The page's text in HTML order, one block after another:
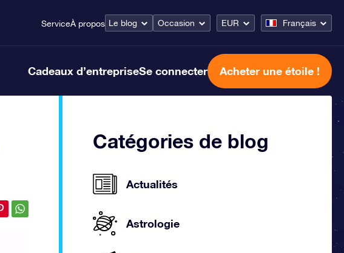
ServiceÀ propos Le blog Occasion EUR Français
Cadeaux d’entrepriseSe connecter Acheter une étoile !
Catégories de blog
Actualités
Astrologie